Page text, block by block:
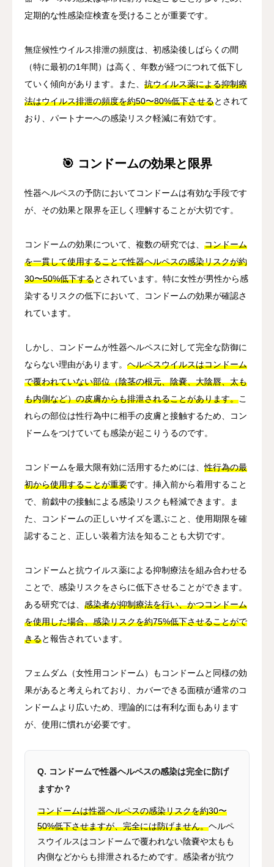
定期的な性感染症検査を受けることが重要です。
無症候性ウイルス排泄の頻度は、初感染後しばらくの間
（特に最初の1年間）は高く、年数が経つにつれて低下し
ていく傾向があります。また、 抗ウイルス薬による抑制療
法はウイルス排泄の頻度を約50〜80%低下させるとされて
おり、パートナーへの感染リスク軽減に有効です。
🎯 コンドームの効果と限界
性器ヘルペスの予防においてコンドームは有効な手段です
が、その効果と限界を正しく理解することが大切です。
コンドームの効果について、複数の研究では、 コンドーム
を一貫して使用することで性器ヘルペスの感染リスクが約
30〜50%低下するとされています。特に女性が男性から感
染するリスクの低下において、コンドームの効果が確認さ
れています。
しかし、コンドームが性器ヘルペスに対して完全な防御に
ならない理由があります。 ヘルペスウイルスはコンドーム
で覆われていない部位（陰茎の根元、陰嚢、大陰唇、太も
も内側など）の皮膚からも排泄されることがあります。こ
れらの部位は性行為中に相手の皮膚と接触するため、コン
ドームをつけていても感染が起こりうるのです。
コンドームを最大限有効に活用するためには、性行為の最
初から使用することが重要です。挿入前から着用すること
で、前戯中の接触による感染リスクも軽減できます。ま
た、コンドームの正しいサイズを選ぶこと、使用期限を確
認すること、正しい装着方法を知ることも大切です。
コンドームと抗ウイルス薬による抑制療法を組み合わせる
ことで、感染リスクをさらに低下させることができます。
ある研究では、 感染者が抑制療法を行い、かつコンドーム
を使用した場合、感染リスクを約75%低下させることがで
きると報告されています。
フェムダム（女性用コンドーム）もコンドームと同様の効
果があると考えられており、カバーできる面積が通常のコ
ンドームより広いため、理論的には有利な面もあります
が、使用に慣れが必要です。
Q. コンドームで性器ヘルペスの感染は完全に防げ
ますか？
コンドームは性器ヘルペスの感染リスクを約30〜
50%低下させますが、完全には防げません。ヘルペ
スウイルスはコンドームで覆われない陰嚢や太もも
内側などからも排泄されるためです。感染者が抗ウ